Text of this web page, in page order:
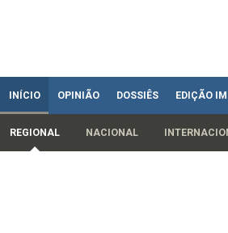
INÍCIO OPINIÃO DOSSIÊS EDIÇÃO
REGIONAL NACIONAL